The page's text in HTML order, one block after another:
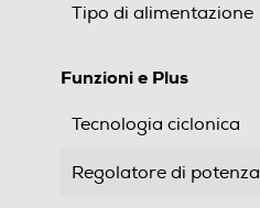
Tipo di alimentazione
Funzioni e Plus
Tecnologia ciclonica
Regolatore di potenza